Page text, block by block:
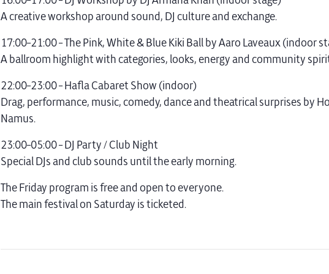
A creative workshop around sound, DJ culture and exchange.
17:00–21:00 – The Pink, White & Blue Kiki Ball by Aaro Laveaux (indoor
A ballroom highlight with categories, looks, energy and community
22:00–23:00 – Hafla Cabaret Show (indoor)
Drag, performance, music, comedy, dance and theatrical surprises by
Namus.
23:00–05:00 – DJ Party / Club Night
Special DJs and club sounds until the early morning.
The Friday program is free and open to everyone.
The main festival on Saturday is ticketed.